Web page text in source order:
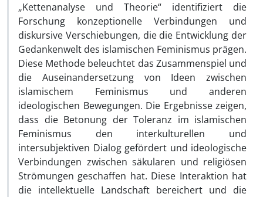
„Kettenanalyse und Theorie“ identifiziert die
Forschung konzeptionelle Verbindungen und
diskursive Verschiebungen, die die Entwicklung der
Gedankenwelt des islamischen Feminismus prägen.
Diese Methode beleuchtet das Zusammenspiel und
die Auseinandersetzung von Ideen zwischen
islamischem Feminismus und anderen
ideologischen Bewegungen. Die Ergebnisse zeigen,
dass die Betonung der Toleranz im islamischen
Feminismus den interkulturellen und
intersubjektiven Dialog gefördert und ideologische
Verbindungen zwischen säkularen und religiösen
Strömungen geschaffen hat. Diese Interaktion hat
die intellektuelle Landschaft bereichert und die